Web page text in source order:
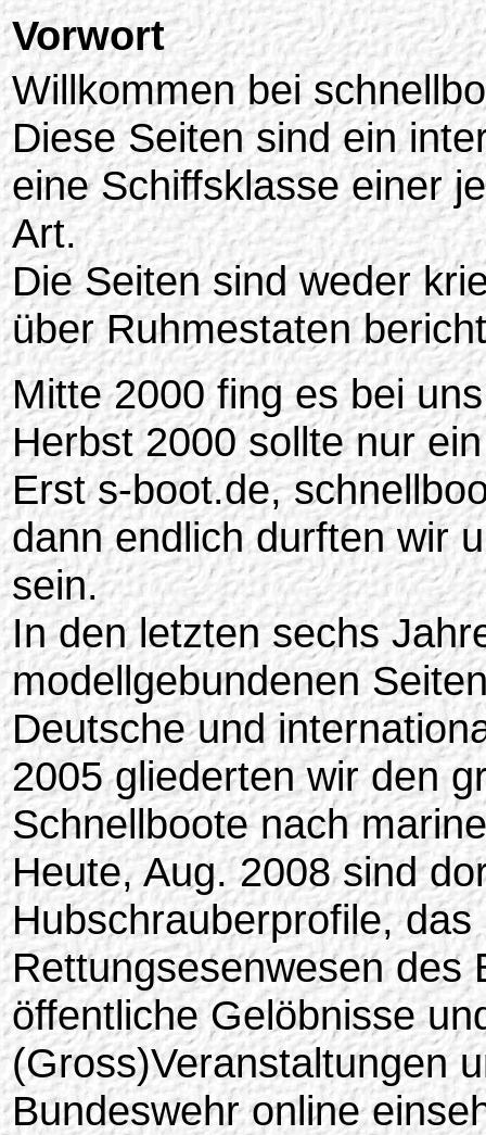
Vorwort
Willkommen bei
Diese Seiten sind ein
eine Schiffsklasse einer
Art.
Die Seiten sind weder
über Ruhmestaten
Mitte 2000 fing es bei
Herbst 2000 sollte nur
Erst s-boot.de,
dann endlich durften wir
sein.
In den letzten sechs
modellgebundenen
Deutsche und
2005 gliederten wir den
Schnellboote nach
Heute, Aug. 2008 sind
Hubschrauberprofile,
Rettungsesenwesen des
öffentliche Gelöbnisse
(Gross)Veranstaltungen
Bundeswehr online